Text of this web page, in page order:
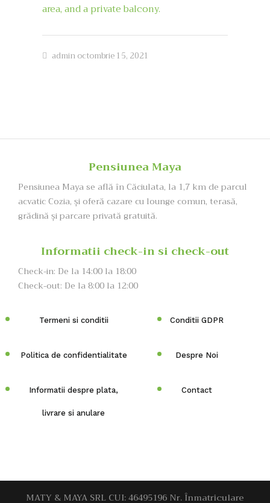
area, and a private balcony.
adminoctombrie 15, 2021
Pensiunea Maya
Pensiunea Maya se află în Căciulata, la 1,7 km de parcul
acvatic Cozia, şi oferă cazare cu lounge comun, terasă,
grădină și parcare privată gratuită.
Informatii check-in si check-out
Check-in: De la 14:00 la 18:00
Check-out: De la 8:00 la 12:00
Termeni si conditii
Politica de confidentialitate
Informatii despre plata,
livrare si anulare
Conditii GDPR
Despre Noi
Contact
MATY & MAYA SRL CUI: 46495196 Nr. Înmatriculare